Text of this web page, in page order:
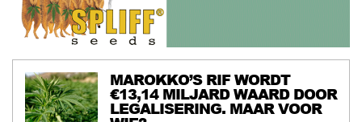
MAROKKO’S RIF WORDT
€13,14 MILJARD WAARD DOOR
LEGALISERING. MAAR VOOR